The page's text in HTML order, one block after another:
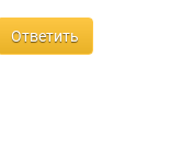
Ответить